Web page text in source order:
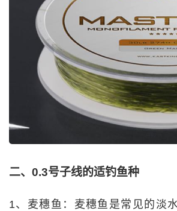
二、0.3号子线的适钓鱼种
1、麦穗鱼：麦穗鱼是常见的淡